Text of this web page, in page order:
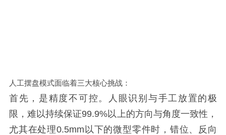
人工摆盘模式面临着三大核心挑战：
首先，是精度不可控。人眼识别与手工放置的极
限，难以持续保证99.9%以上的方向与角度一致性，
尤其在处理0.5mm 以下的微型零件时，错位、反向